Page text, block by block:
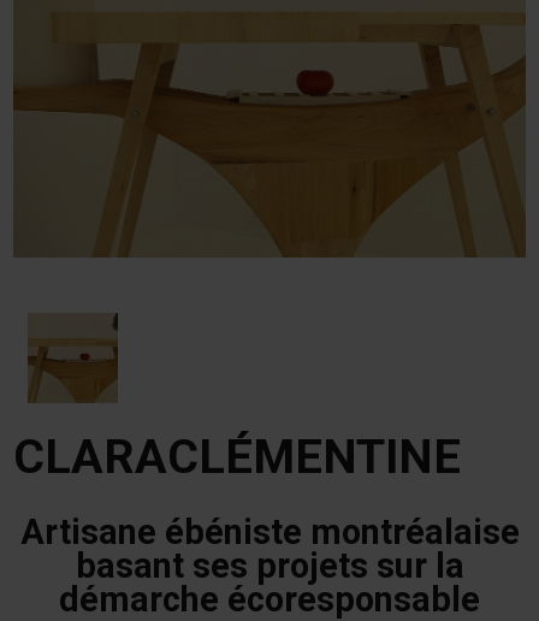
CLARACLÉMENTINE
Artisane ébéniste montréalaise
basant ses projets sur la
démarche écoresponsable